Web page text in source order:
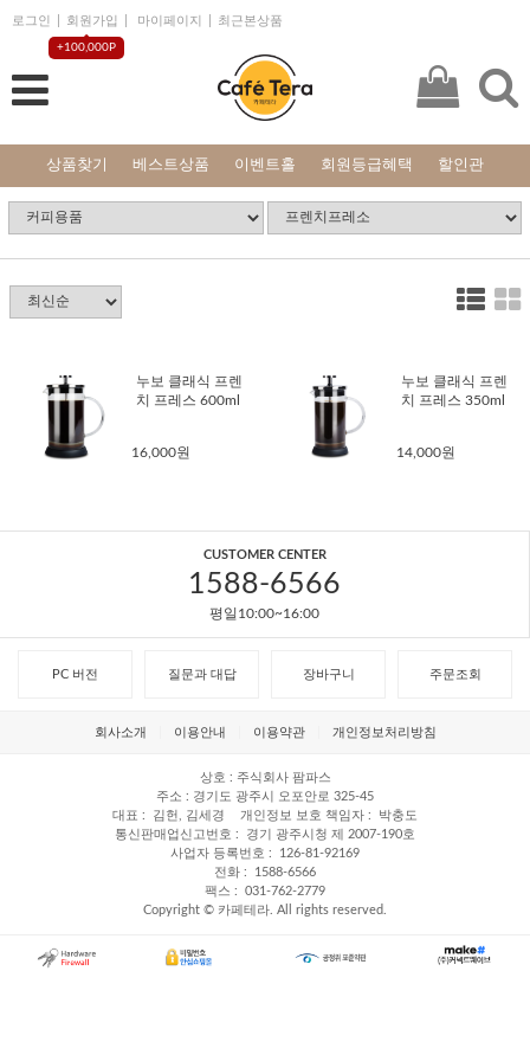
로그인 회원가입
+100,000P
마이페이지 최근본상품
상품찾기 베스트상품 이벤트홀 회원등급혜택 할인관
누보 클래식 프렌
치 프레스 600ml
16,000원
누보 클래식 프렌
치 프레스 350ml
14,000원
CUSTOMER CENTER
1588-6566
평일10:00~16:00
PC 버전 질문과 대답 장바구니 주문조회
회사소개 이용안내 이용약관 개인정보처리방침
상호
주식회사 팜파스
주소
경기도 광주시 오포안로 325-45
대표
김헌, 김세경 개인정보 보호 책임자
박충도
통신판매업신고번호
경기 광주시청 제 2007-190호
사업자 등록번호
126-81-92169
전화
1588-6566
팩스
031-762-2779
Copyright © 카페테라. All rights reserved.